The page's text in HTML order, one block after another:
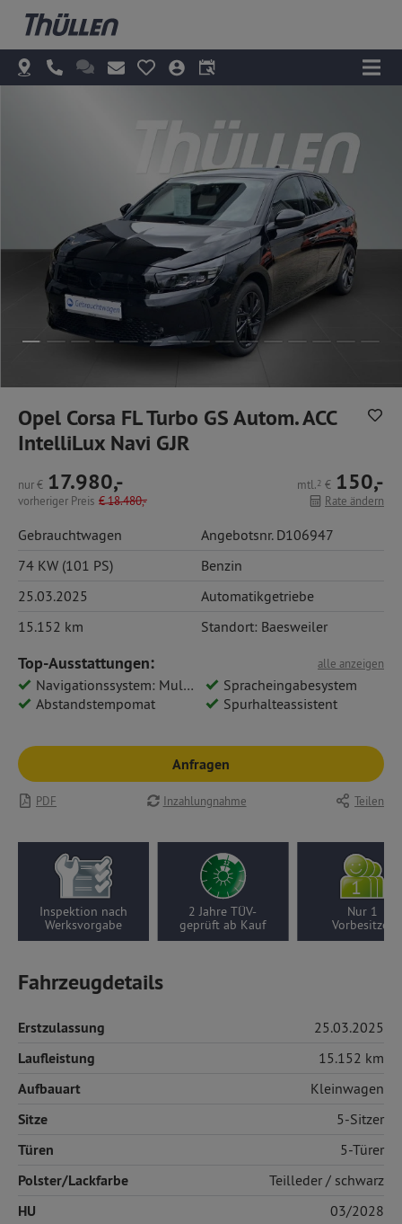
Opel Corsa FL Turbo GS Autom. ACC
IntelliLux Navi GJR
nur€ 17.980,-
vorheriger Preis €18.480,-
mtl.2 € 150,-
Rate ändern
Gebrauchtwagen
Angebotsnr. D106947
74 KW (101 PS)
Benzin
25.03.2025
Automatikgetriebe
15.152 km
Standort: Baesweiler
alle anzeigen
Top-Ausstattungen:
Navigationssystem: Multimedia Navi Pro 10
Spracheingabesystem
Abstandstempomat
Spurhalteassistent
Anfragen
PDF Inzahlungnahme Teilen
Inspektion nach
Werksvorgabe
2 Jahre TÜV-
geprüft ab Kauf
Vorbesitzer
Fahrzeugdetails
Erstzulassung 25.03.2025
Laufleistung 15.152 km
Aufbauart Kleinwagen
Sitze 5-Sitzer
Türen 5-Türer
Polster/Lackfarbe Teilleder / schwarz
HU 03/2028